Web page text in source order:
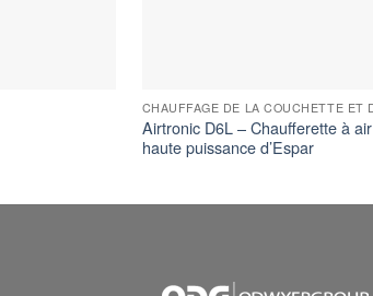
Airtronic D6L – Chaufferette à air
haute puissance d’Espar